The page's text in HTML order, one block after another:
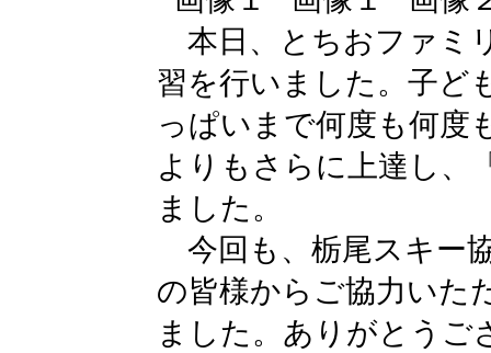
本日、とちおファミ
習を行いました。子ど
っぱいまで何度も何度
よりもさらに上達し、
ました。
今回も、栃尾スキー
の皆様からご協力いた
ました。ありがとうご